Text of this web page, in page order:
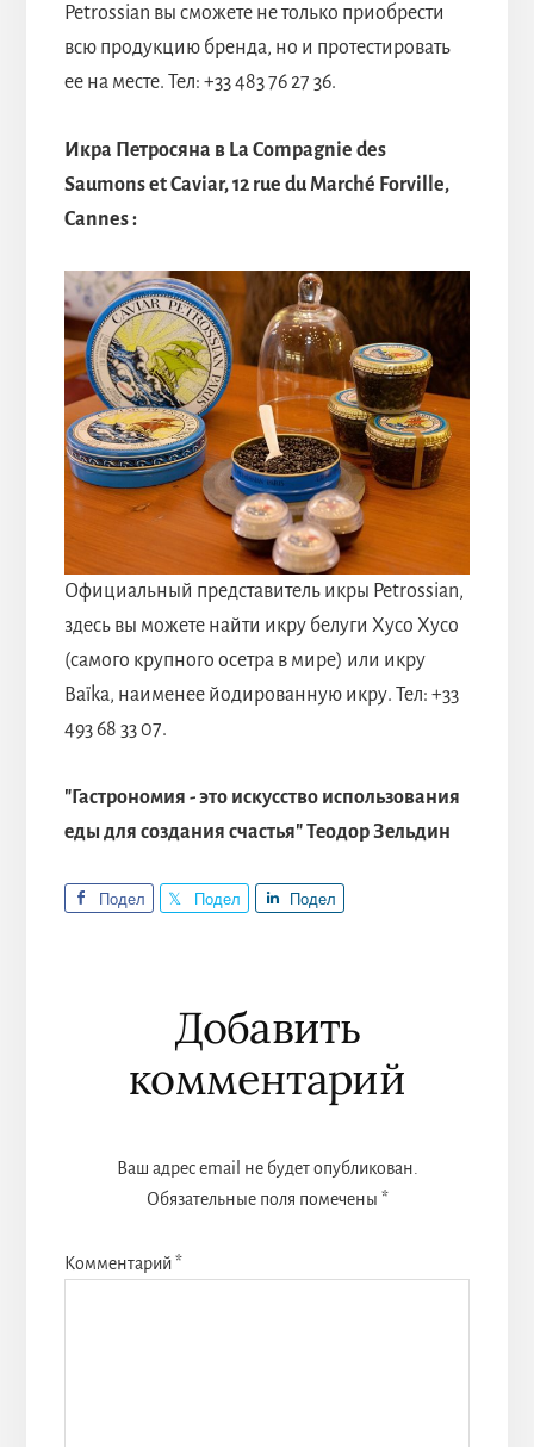
Petrossian вы сможете не только приобрести
всю продукцию бренда, но и протестировать
ее на месте. Тел: +33 483 76 27 36.
Икра Петросяна в La Compagnie des
Saumons et Caviar, 12 rue du Marché Forville,
Cannes :
Официальный представитель икры Petrossian,
здесь вы можете найти икру белуги Хусо Хусо
(самого крупного осетра в мире) или икру
Baïka, наименее йодированную икру. Тел: +33
493 68 33 07.
"Гастрономия - это искусство использования
еды для создания счастья" Теодор Зельдин
Подел
Подел
Подел
Reader
Interactions
Добавить
комментарий
Ваш адрес email не будет опубликован.
Обязательные поля помечены *
Комментарий*